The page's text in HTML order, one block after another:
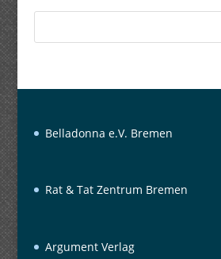
Belladonna e.V. Bremen
Rat & Tat Zentrum Bremen
Argument Verlag